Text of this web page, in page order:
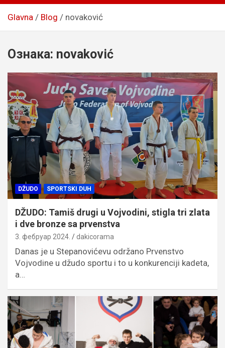
Glavna Blog novaković
Ознака: novaković
DŽUDO SPORTSKI DUH
DŽUDO: Tamiš drugi u Vojvodini, stigla tri zlata
i dve bronze sa prvenstva
3. фебруар 2024. dakicorama
Danas je u Stepanovićevu održano Prvenstvo
Vojvodine u džudo sportu i to u konkurenciji kadeta,
a…